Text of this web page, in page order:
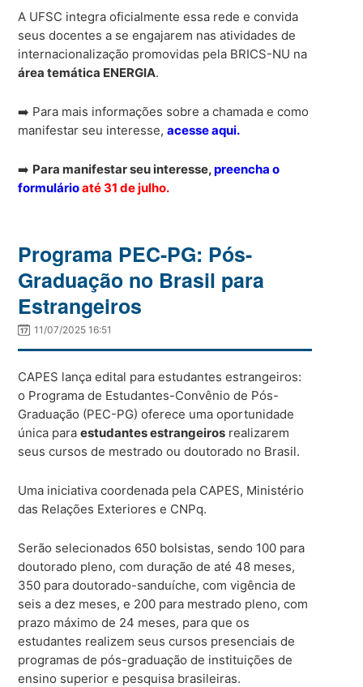
A UFSC integra oficialmente essa rede e convida
seus docentes a se engajarem nas atividades de
internacionalização promovidas pela BRICS-NU na
área temática ENERGIA.
➡️ Para mais informações sobre a chamada e como
manifestar seu interesse,acesse aqui.
➡️ Para manifestar seu interesse,preencha o
formulárioaté 31 de julho.
Programa PEC-PG: Pós-
Graduação no Brasil para
Estrangeiros
11/07/2025 16:51
CAPES lança edital para estudantes estrangeiros:
o Programa de Estudantes-Convênio de Pós-
Graduação (PEC-PG) oferece uma oportunidade
única paraestudantes estrangeiros realizarem
seus cursos de mestrado ou doutorado no Brasil.
Uma iniciativa coordenada pela CAPES, Ministério
das Relações Exteriores e CNPq.
Serão selecionados 650 bolsistas, sendo 100 para
doutorado pleno, com duração de até 48 meses,
350 para doutorado-sanduíche, com vigência de
seis a dez meses, e 200 para mestrado pleno, com
prazo máximo de 24 meses, para que os
estudantes realizem seus cursos presenciais de
programas de pós-graduação de instituições de
ensino superior e pesquisa brasileiras.